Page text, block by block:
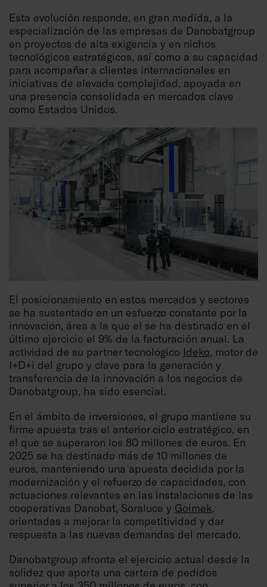
Esta evolución responde, en gran medida, a la
especialización de las empresas de Danobatgroup
en proyectos de alta exigencia y en nichos
tecnológicos estratégicos, así como a su capacidad
para acompañar a clientes internacionales en
iniciativas de elevada complejidad, apoyada en
una presencia consolidada en mercados clave
como Estados Unidos.
El posicionamiento en estos mercados y sectores
se ha sustentado en un esfuerzo constante por la
innovación, área a la que el se ha destinado en el
último ejercicio el 9% de la facturación anual. La
actividad de su partner tecnológico Ideko, motor de
I+D+i del grupo y clave para la generación y
transferencia de la innovación a los negocios de
Danobatgroup, ha sido esencial.
En el ámbito de inversiones, el grupo mantiene su
firme apuesta tras el anterior ciclo estratégico, en
el que se superaron los 80 millones de euros. En
2025 se ha destinado más de 10 millones de
euros, manteniendo una apuesta decidida por la
modernización y el refuerzo de capacidades, con
actuaciones relevantes en las instalaciones de las
cooperativas Danobat, Soraluce y Goimek,
orientadas a mejorar la competitividad y dar
respuesta a las nuevas demandas del mercado.
Danobatgroup afronta el ejercicio actual desde la
solidez que aporta una cartera de pedidos